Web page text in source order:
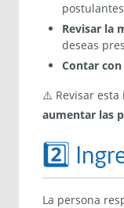
Revisar la
deseas
Contar
⚠️ Revisar
aumentar las
2️⃣
La persona